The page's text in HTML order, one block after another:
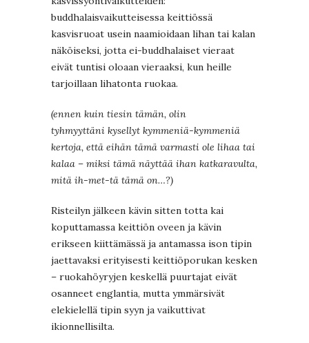
buddhalaisvaikutteisessa keittiössä
kasvisruoat usein naamioidaan lihan tai kalan
näköiseksi, jotta ei-buddhalaiset vieraat
eivät tuntisi oloaan vieraaksi, kun heille
tarjoillaan lihatonta ruokaa.
(ennen kuin tiesin tämän, olin
tyhmyyttäni kysellyt kymmeniä-kymmeniä
kertoja, että eihän tämä varmasti ole lihaa tai
kalaa – miksi tämä näyttää ihan katkaravulta,
mitä ih-met-tä tämä on…?)
Risteilyn jälkeen kävin sitten totta kai
koputtamassa keittiön oveen ja kävin
erikseen kiittämässä ja antamassa ison tipin
jaettavaksi erityisesti keittiöporukan kesken
– ruokahöyryjen keskellä puurtajat eivät
osanneet englantia, mutta ymmärsivät
elekielellä tipin syyn ja vaikuttivat
ikionnellisilta.